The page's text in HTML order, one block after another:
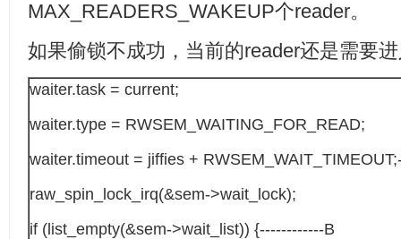
MAX_READERS_WAKEUP个reader。
如果偷锁不成功，当前的reader还是需要
waiter.task = current;
waiter.type = RWSEM_WAITING_FOR_READ;
waiter.timeout = jiffies +
raw_spin_lock_irq(&sem->wait_lock);
if (list_empty(&sem->wait_list)) {------------B